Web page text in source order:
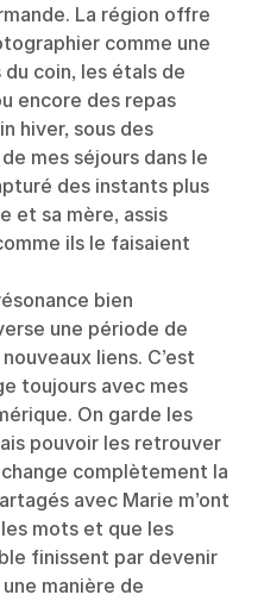
La région offre
comme une
coin, les étals de
encore des repas
hiver, sous des
mes séjours dans le
des instants plus
et sa mère, assis
ils le faisaient
bien
une période de
liens. C’est
toujours avec mes
On garde les
pouvoir les retrouver
complètement la
avec Marie m’ont
mots et que les
finissent par devenir
manière de